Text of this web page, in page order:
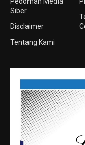
Siber
Disclaimer
Tentang Kami